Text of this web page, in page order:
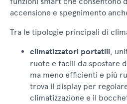
accensione e spegnimento
Tra le tipologie principali di
climatizzatori portatili,
ruote e facili da spostare
ma meno efficienti e più
trova il display per
climatizzazione e il